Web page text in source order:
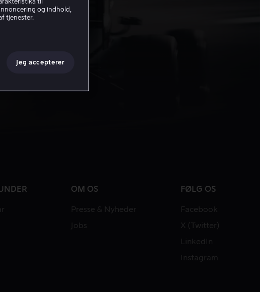
OM OS
Presse & Nyheder
Jobs
FØLG OS
Facebook
X (Twitter)
LinkedIn
Instagram
til
og indhold,
tjenester.
Jeg accepterer